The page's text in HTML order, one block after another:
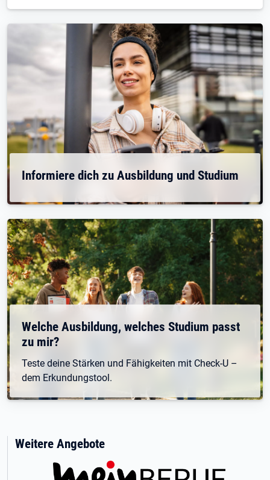
Informiere dich zu Ausbildung und Studium
Welche Ausbildung, welches Studium passt
zu mir?
Teste deine Stärken und Fähigkeiten mit Check-U –
dem Erkundungstool.
Weitere Angebote